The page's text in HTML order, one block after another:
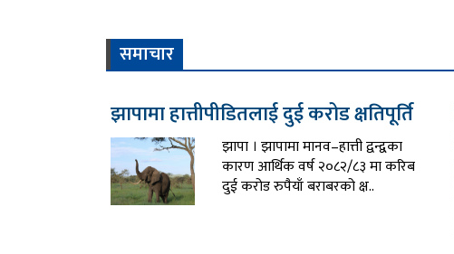
समाचार
झापामा हात्तीपीडितलाई दुई करोड क्षतिपूर्ति
झापा । झापामा मानव–हात्ती द्वन्द्वका
कारण आर्थिक वर्ष २०८२/८३ मा करिब
दुई करोड रुपैयाँ बराबरको क्ष..